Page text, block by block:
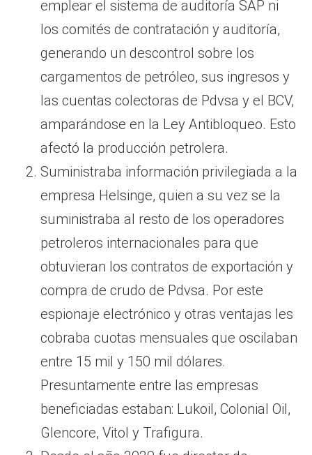
emplear el sistema de auditoría SAP ni
los comités de contratación y auditoría,
generando un descontrol sobre los
cargamentos de petróleo, sus ingresos y
las cuentas colectoras de Pdvsa y el BCV,
amparándose en la Ley Antibloqueo. Esto
afectó la producción petrolera.
Suministraba información privilegiada a la
empresa Helsinge, quien a su vez se la
suministraba al resto de los operadores
petroleros internacionales para que
obtuvieran los contratos de exportación y
compra de crudo de Pdvsa. Por este
espionaje electrónico y otras ventajas les
cobraba cuotas mensuales que oscilaban
entre 15 mil y 150 mil dólares.
Presuntamente entre las empresas
beneficiadas estaban: Lukoil, Colonial Oil,
Glencore, Vitol y Trafigura.